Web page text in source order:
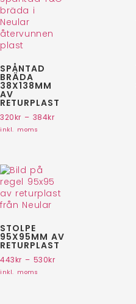
SPÅNTAD
BRÄDA
38X138MM
AV
RETURPLAST
320kr – 384kr
inkl. moms
STOLPE
95X95MM AV
RETURPLAST
443kr – 530kr
inkl. moms